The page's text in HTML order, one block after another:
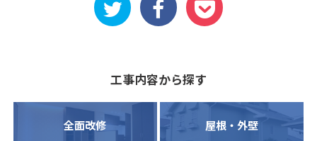
工事内容から探す
全面改修 屋根・外壁